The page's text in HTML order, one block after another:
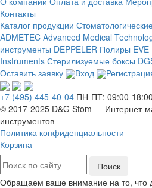
Контакты
Каталог продукции
ADMETEC Advanced Medical
инструменты DEPPELER Полиры EVE
Instruments Стерилизуемые боксы
Оставить заявку
Вход
+7 (495) 445-40-04 ПН-ПТ: 09:00-18:00
© 2017-2025 D&G Stom — Интернет-
инструментов
Политика конфиденциальности
Корзина
Обращаем ваше внимание на то, что